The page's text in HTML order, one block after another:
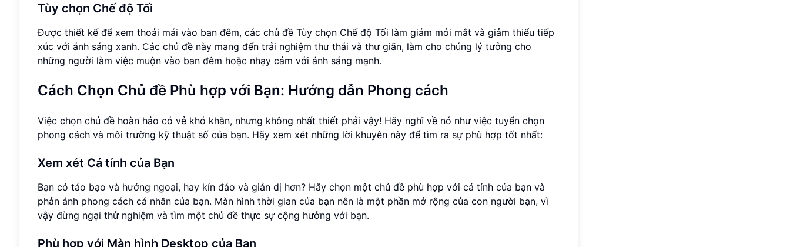
Tùy chọn Chế độ Tối
Được thiết kế để xem thoải mái vào ban đêm, các chủ đề Tùy chọn Chế độ Tối làm giảm mỏi mắt và giảm thiểu tiếp
xúc với ánh sáng xanh. Các chủ đề này mang đến trải nghiệm thư thái và thư giãn, làm cho chúng lý tưởng cho
những người làm việc muộn vào ban đêm hoặc nhạy cảm với ánh sáng mạnh.
Cách Chọn Chủ đề Phù hợp với Bạn: Hướng dẫn Phong cách
Việc chọn chủ đề hoàn hảo có vẻ khó khăn, nhưng không nhất thiết phải vậy! Hãy nghĩ về nó như việc tuyển chọn
phong cách và môi trường kỹ thuật số của bạn. Hãy xem xét những lời khuyên này để tìm ra sự phù hợp tốt nhất:
Xem xét Cá tính của Bạn
Bạn có táo bạo và hướng ngoại, hay kín đáo và giản dị hơn? Hãy chọn một chủ đề phù hợp với cá tính của bạn và
phản ánh phong cách cá nhân của bạn. Màn hình thời gian của bạn nên là một phần mở rộng của con người bạn, vì
vậy đừng ngại thử nghiệm và tìm một chủ đề thực sự cộng hưởng với bạn.
Phù hợp với Màn hình Desktop của Bạn